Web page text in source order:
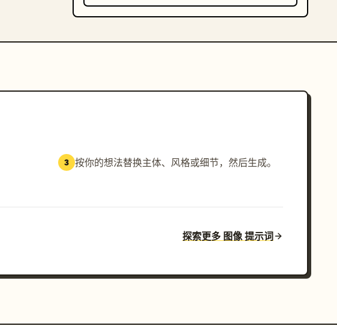
3 按你的想法替换主体、风格或细节，然后生成。
探索更多 图像 提示词